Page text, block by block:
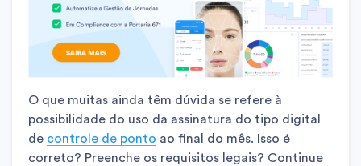
O que muitas ainda têm dúvida se refere à
possibilidade do uso da assinatura do tipo digital
de controle de ponto ao final do mês. Isso é
correto? Preenche os requisitos legais? Continue